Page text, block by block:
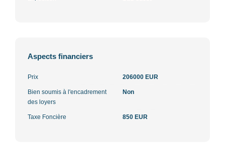
Aspects financiers
Prix 206000 EUR
Bien soumis à l'encadrement
des loyers
Non
Taxe Foncière 850 EUR